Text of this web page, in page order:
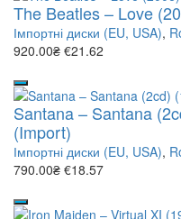
The Beatles – Love
Імпортні диски (EU, USA),
920.00₴ €21.62
Santana – Santana
(Import)
Імпортні диски (EU, USA),
790.00₴ €18.57